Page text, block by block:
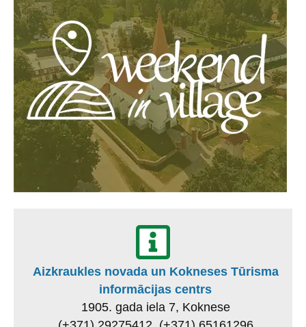
Aizkraukles novada un Kokneses Tūrisma
informācijas centrs
1905. gada iela 7, Koknese